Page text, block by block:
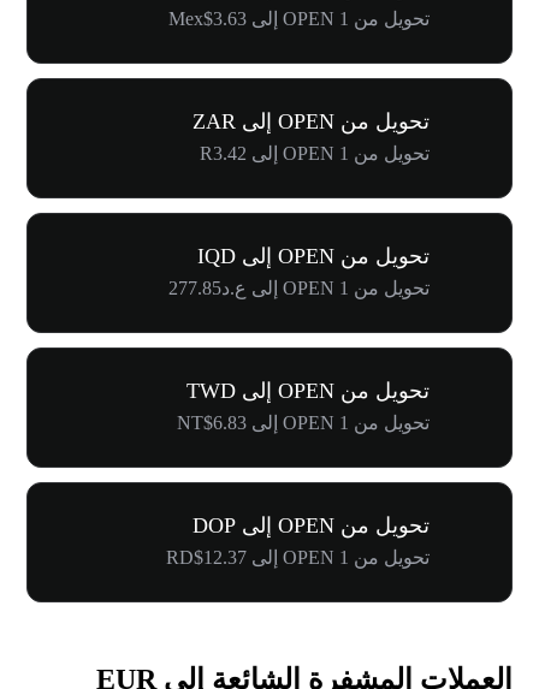
تحويل من 1 OPEN إلى Mex$3.63
تحويل من OPEN إلى ZAR
تحويل من 1 OPEN إلى R3.42
تحويل من OPEN إلى IQD
تحويل من 1 OPEN إلى ع.د277.85
تحويل من OPEN إلى TWD
تحويل من 1 OPEN إلى NT$6.83
تحويل من OPEN إلى DOP
تحويل من 1 OPEN إلى RD$12.37
العملات المشفرة الشائعة إلى EUR